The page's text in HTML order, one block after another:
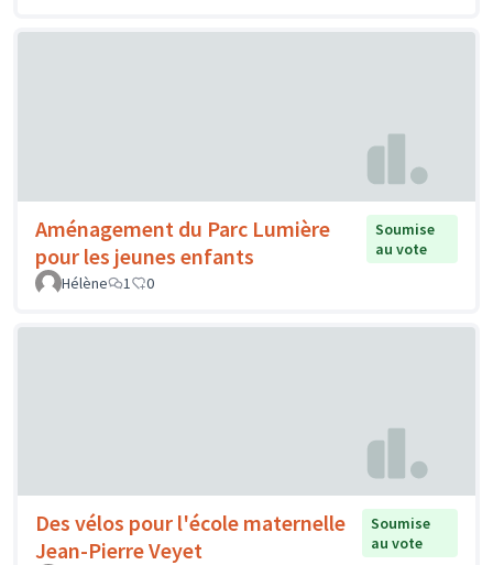
Aménagement du Parc Lumière
pour les jeunes enfants
Soumise
au vote
Hélène
1 0
Des vélos pour l'école maternelle
Jean-Pierre Veyet
Soumise
au vote